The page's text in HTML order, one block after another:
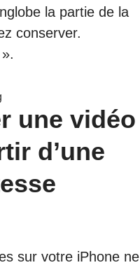
la partie de la
conserver.
une vidéo
d’une
sur votre iPhone ne